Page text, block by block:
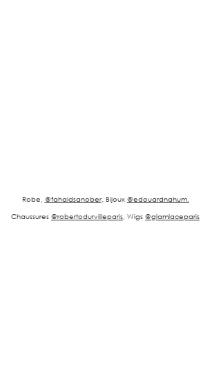
Robe, @fahaidsanober, Bijoux @edouardnahum,
Chaussures @robertodurvilleparis, Wigs @glamlaceparis